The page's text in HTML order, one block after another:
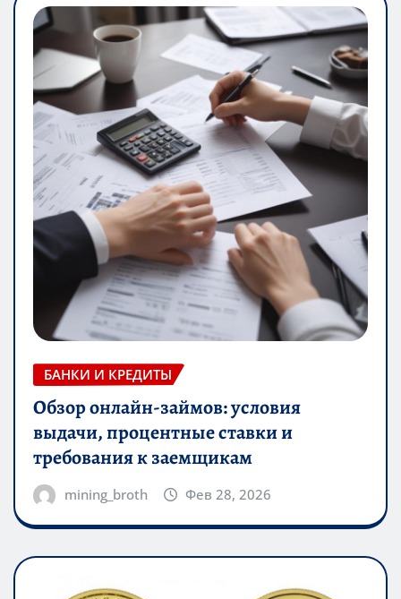
БАНКИ И КРЕДИТЫ
Обзор онлайн-займов: условия
выдачи, процентные ставки и
требования к заемщикам
mining_broth Фев 28, 2026